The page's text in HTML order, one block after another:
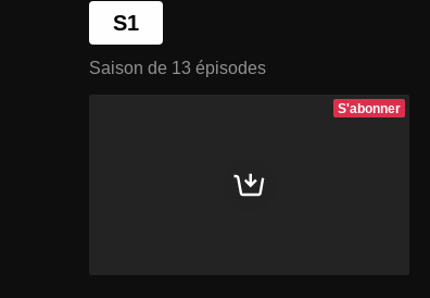
S1
Saison de 13 épisodes
S'abonner